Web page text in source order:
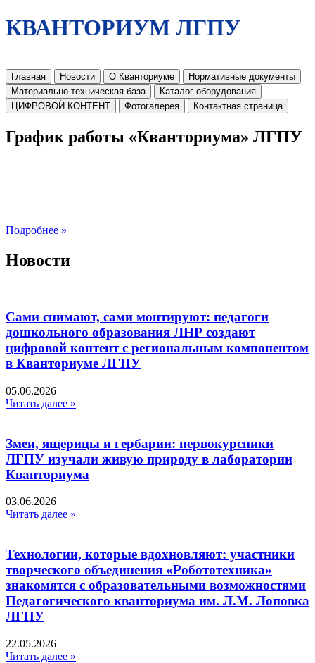
КВАНТОРИУМ ЛГПУ
Главная Новости О Кванториуме
Нормативные документы
Материально-техническая база
Каталог оборудования
ЦИФРОВОЙ КОНТЕНТ
Фотогалерея Контактная страница
График работы «Кванториума» ЛГПУ
Подробнее »
Новости
Сами снимают, сами монтируют: педагоги
дошкольного образования ЛНР создают
цифровой контент с региональным компонентом
в Кванториуме ЛГПУ​
05.06.2026
Читать далее »
Змеи, ящерицы и гербарии: первокурсники
ЛГПУ изучали живую природу в лаборатории
Кванториума
03.06.2026
Читать далее »
Технологии, которые вдохновляют: участники
творческого объединения «Робототехника»
знакомятся с образовательными возможностями
Педагогического кванториума им. Л.М. Лоповка
ЛГПУ
22.05.2026
Читать далее »